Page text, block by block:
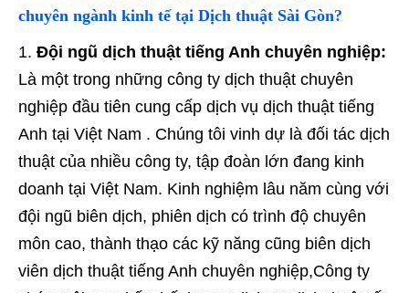
chuyên ngành kinh tế tại Dịch thuật Sài Gòn?
Đội ngũ dịch thuật tiếng Anh chuyên nghiệp:
Là một trong những công ty dịch thuật chuyên
nghiệp đầu tiên cung cấp dịch vụ dịch thuật tiếng
Anh tại Việt Nam . Chúng tôi vinh dự là đối tác dịch
thuật của nhiều công ty, tập đoàn lớn đang kinh
doanh tại Việt Nam. Kinh nghiệm lâu năm cùng với
đội ngũ biên dịch, phiên dịch có trình độ chuyên
môn cao, thành thạo các kỹ năng cũng biên dịch
viên dịch thuật tiếng Anh chuyên nghiệp,Công ty